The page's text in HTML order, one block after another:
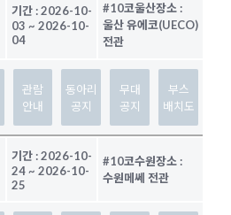
기간 :2026-10-
03 ~ 2026-10-
04
#10코울산장소 :
울산 유에코(UECO)
전관
관람
안내
동아리
공지
무대
공지
부스
배치도
기간 :2026-10-
24~ 2026-10-
25
#10코수원장소 :
수원메쎄 전관